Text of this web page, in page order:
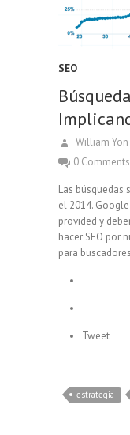
SEO
William Yon
0 Comments
Las búsquedas
el 2014.
provided y
hacer SEO por
para
Tweet
estrategia